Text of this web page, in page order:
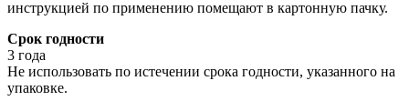
инструкцией по применению помещают в картонную пачку.
Срок годности
3 года
Не использовать по истечении срока годности, указанного на
упаковке.